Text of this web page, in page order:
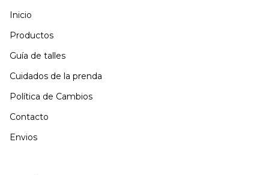
Inicio
Productos
Guía de talles
Cuidados de la prenda
Política de Cambios
Contacto
Envios